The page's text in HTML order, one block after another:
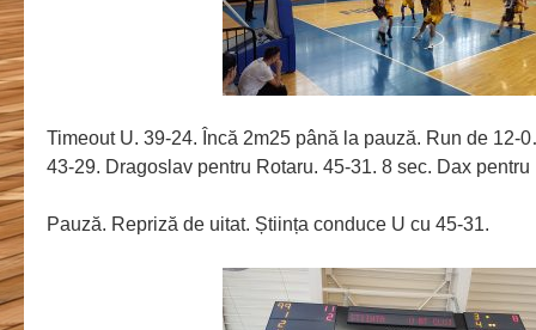
Timeout U. 39-24. Încă 2m25 până la pauză. Run de 12-
43-29. Dragoslav pentru Rotaru. 45-31. 8 sec. Dax pentru
Pauză. Repriză de uitat. Știința conduce U cu 45-31.